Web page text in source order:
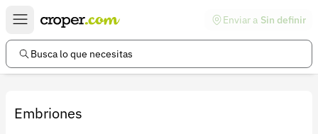
Enviar a Sin definir
Busca lo que necesitas
Embriones
Enlaces de interés
Preguntas frecuentes
Ayuda